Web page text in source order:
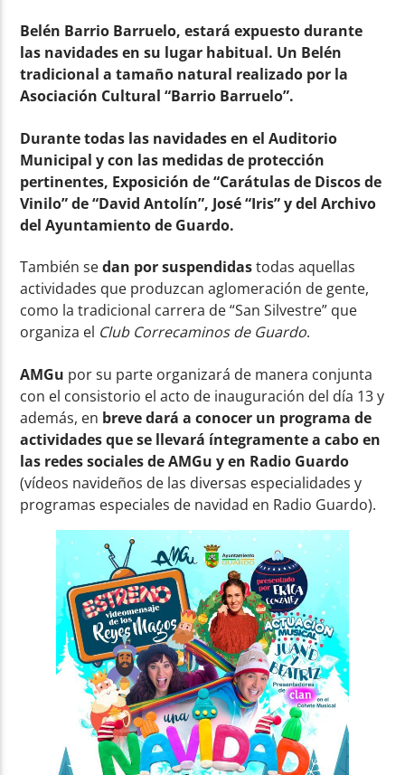
Belén Barrio Barruelo, estará expuesto durante
las navidades en su lugar habitual. Un Belén
tradicional a tamaño natural realizado por la
Asociación Cultural “Barrio Barruelo”.
Durante todas las navidades en el Auditorio
Municipal y con las medidas de protección
pertinentes, Exposición de “Carátulas de Discos de
Vinilo” de “David Antolín”, José “Iris” y del Archivo
del Ayuntamiento de Guardo.
También sedan por suspendidastodas aquellas
actividades que produzcan aglomeración de gente,
como la tradicional carrera de “San Silvestre” que
organiza el Club Correcaminos de Guardo.
AMGu por su parte organizará de manera conjunta
con el consistorio el acto de inauguración del día 13 y
además, en breve dará a conocer un programa de
actividades que se llevará íntegramente a cabo en
las redes sociales de AMGu y en Radio Guardo
(vídeos navideños de las diversas especialidades y
programas especiales de navidad en Radio Guardo).